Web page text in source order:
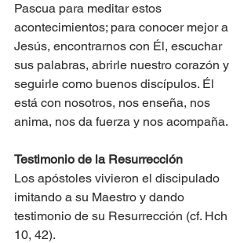
Pascua para meditar estos
acontecimientos; para conocer mejor a
Jesús, encontrarnos con Él, escuchar
sus palabras, abrirle nuestro corazón y
seguirle como buenos discí­pulos. Él
está con nosotros, nos enseña, nos
anima, nos da fuerza y nos acompaña.
Testimonio de la Resurrección
Los apóstoles vivieron el discipulado
imitando a su Maestro y dando
testimonio de su Resurrección (cf. Hch
10, 42).